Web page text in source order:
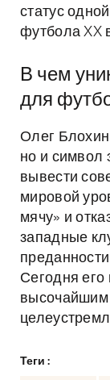
статус
футбола XX
В чем
для
Олег
но и символ
вывести
мировой
мячу» и
западные
Сегодня его
высочайшим
Теги :